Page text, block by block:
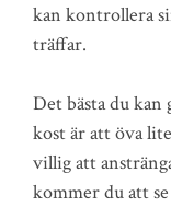
kan kontrollera
träffar.
Det bästa du kan
kost är att öva
villig att
kommer du att